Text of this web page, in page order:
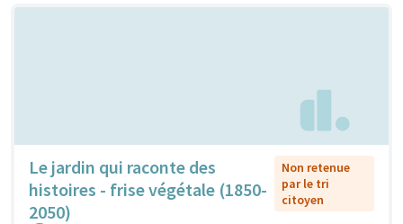
Le jardin qui raconte des
histoires - frise végétale (1850-
2050)
Non retenue
par le tri
citoyen